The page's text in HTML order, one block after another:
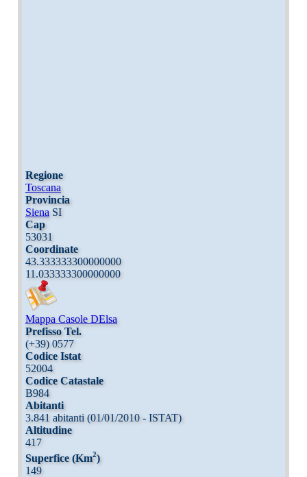
Regione
Toscana
Provincia
SienaSI
Cap
53031
Coordinate
43.333333300000000
11.033333300000000
Mappa Casole DElsa
Prefisso Tel.
(+39) 0577
Codice Istat
52004
Codice Catastale
B984
Abitanti
3.841 abitanti (01/01/2010 - ISTAT)
Altitudine
417
Superfice (Km2)
149